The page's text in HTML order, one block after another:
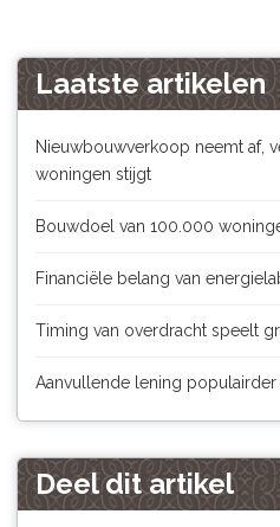
Laatste artikelen
Nieuwbouwverkoop neemt af,
woningen stijgt
Bouwdoel van 100.000
Financiële belang van
Timing van overdracht speelt
Aanvullende lening
Deel dit artikel